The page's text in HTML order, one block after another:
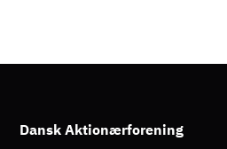
Dansk Aktionærforening